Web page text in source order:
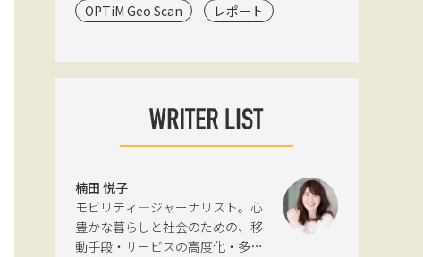
OPTiM Geo Scan
レポート
楠田 悦子
モビリティ―ジャーナリスト。心
豊かな暮らしと社会のための、移
動手段・サービスの高度化・多様